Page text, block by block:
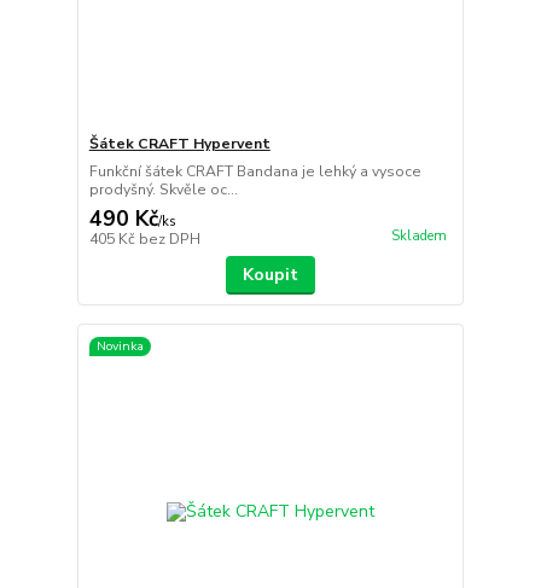
Šátek CRAFT Hypervent
Funkční šátek CRAFT Bandana je lehký a vysoce
prodyšný. Skvěle oc...
490 Kč/ks
405 Kč bez DPH Skladem
Koupit
Novinka